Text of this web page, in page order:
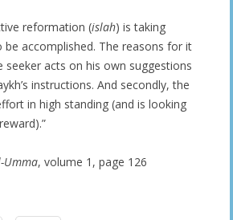
reformation (islah) is taking
accomplished. The reasons for it
seeker acts on his own suggestions
instructions. And secondly, the
in high standing (and is looking
Umma, volume 1, page 126